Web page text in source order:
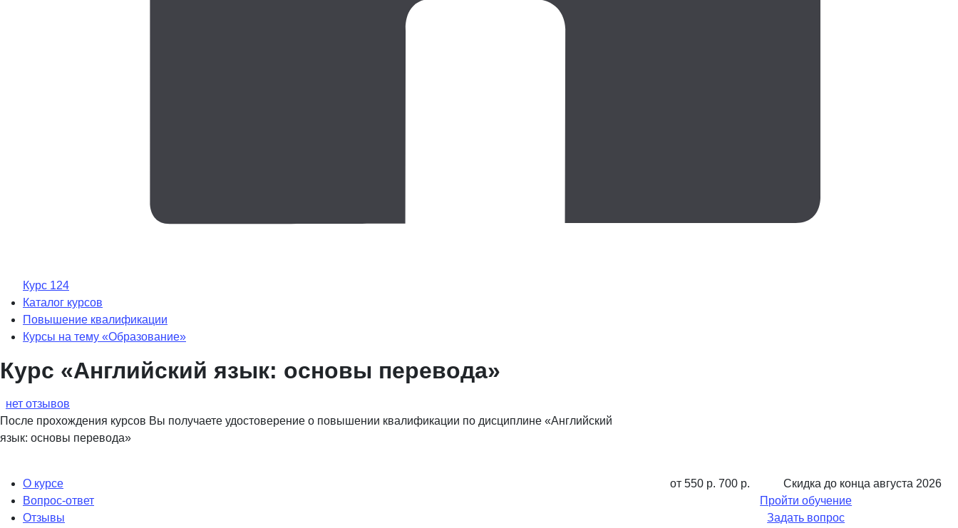
Курс 124
Каталог курсов
Повышение квалификации
Курсы на тему «Образование»
Курс «Английский язык: основы перевода»
нет отзывов
После прохождения курсов Вы получаете удостоверение о повышении квалификации по дисциплине «Английский
язык: основы перевода»
О курсе
Вопрос-ответ
Отзывы
от 550 р. 700 р. Скидка до конца августа 2026
Пройти обучение
Задать вопрос